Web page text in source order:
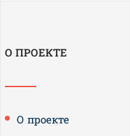
О ПРОЕКТЕ
О проекте